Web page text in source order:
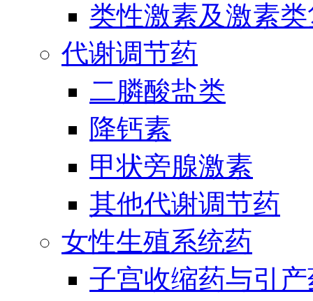
类性激素及激素
代谢调节药
二膦酸盐类
降钙素
甲状旁腺激素
其他代谢调节药
女性生殖系统药
子宫收缩药与引